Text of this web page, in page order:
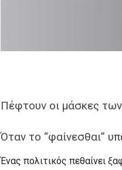
Πέφτουν οι μάσκες
Όταν το “φαίνεσθαι”
Ένας πολιτικός πεθαίνει